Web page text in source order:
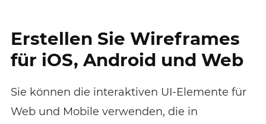
Erstellen Sie Wireframes
für iOS, Android und Web
Sie können die interaktiven UI-Elemente für
Web und Mobile verwenden, die in